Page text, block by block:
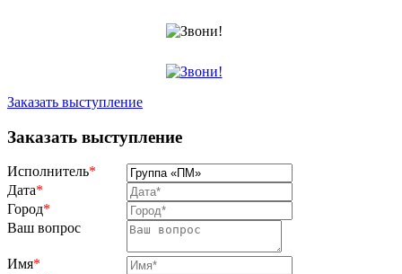
Заказать выступление
Заказать выступление
Исполнитель*
Дата*
Город*
Ваш вопрос
Имя*